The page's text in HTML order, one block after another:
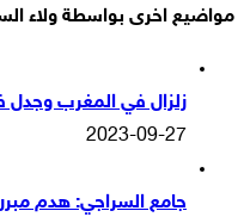
مواضيع اخرى بواسطة ولاء
زلزال في المغرب وجدل
2023-09-27
جامع السراجي: هدم